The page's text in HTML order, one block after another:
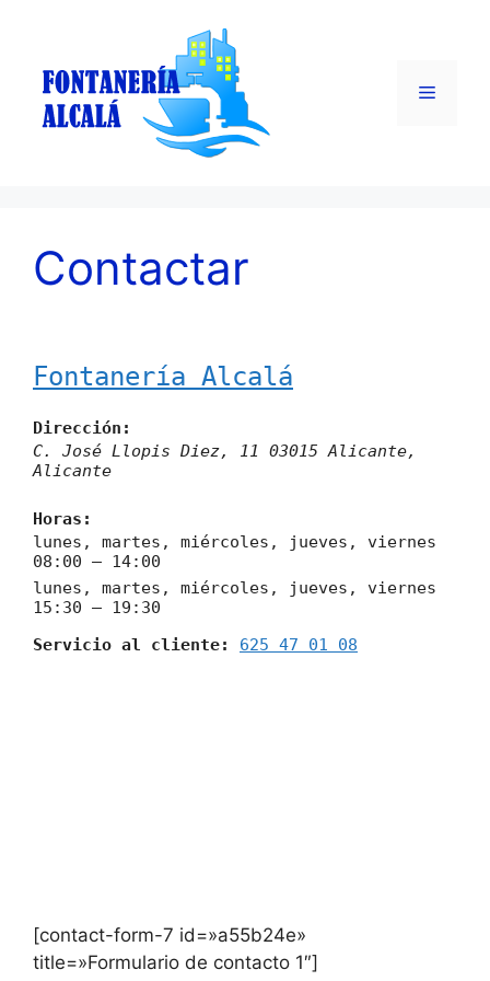
contenido
Menú
Contactar
Fontanería Alcalá
Dirección:
C. José Llopis Diez, 11
03015 Alicante,
Alicante
Horas:
lunes, martes, miércoles, jueves, viernes
08:00 – 14:00
lunes, martes, miércoles, jueves, viernes
15:30 – 19:30
Servicio al cliente:
625 47 01 08
[contact-form-7 id=»a55b24e»
title=»Formulario de contacto 1″]